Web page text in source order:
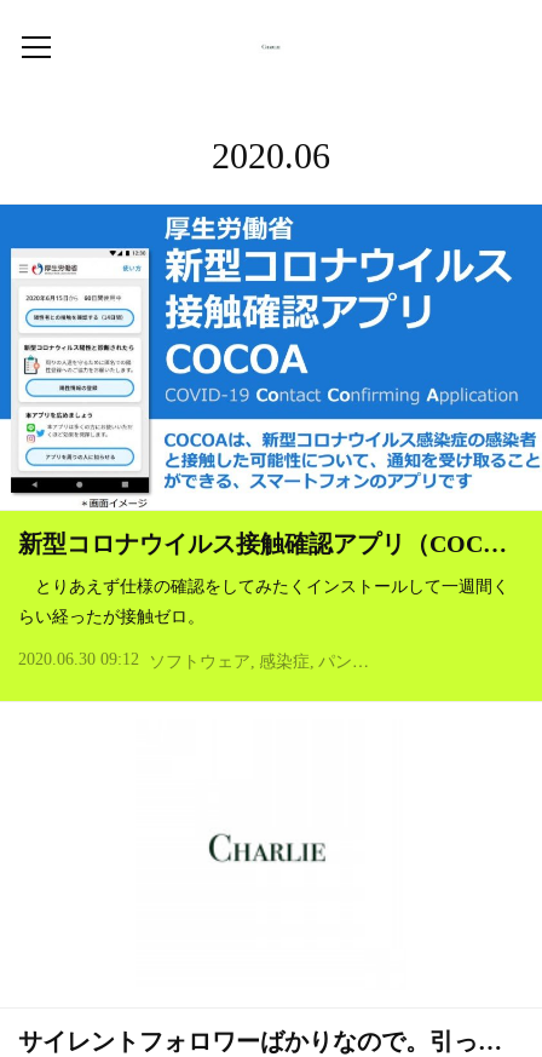
2020.06
新型コロナウイルス接触確認アプリ（COC…
とりあえず仕様の確認をしてみたくインストールして一週間く
らい経ったが接触ゼロ。
2020.06.30 09:12 ソフトウェア 感染症 パンデミック
サイレントフォロワーばかりなので。引っ…